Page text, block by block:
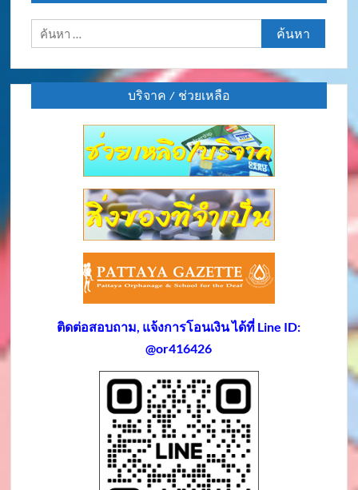
ค้นหา
สำหรับ:
บริจาค / ช่วยเหลือ
ติดต่อสอบถาม, แจ้งการโอนเงิน ได้ที่ Line ID:
@or416426